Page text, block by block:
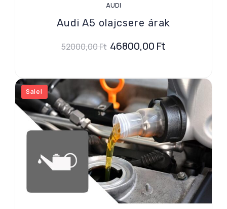
AUDI
Audi A5 olajcsere árak
52000,00Ft 46800,00 Ft
Sale!